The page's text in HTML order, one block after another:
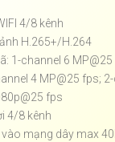
4/8 kênh
ảnh H.265+/H.264
1-channel 6
4 MP@25 fps;
fps
4/8 kênh
vào mạng dây max